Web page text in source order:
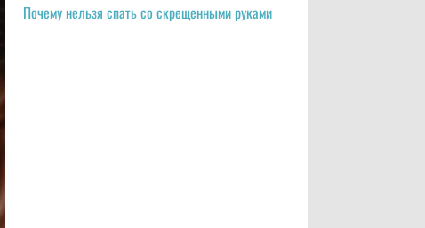
Почему нельзя спать со скрещенными руками